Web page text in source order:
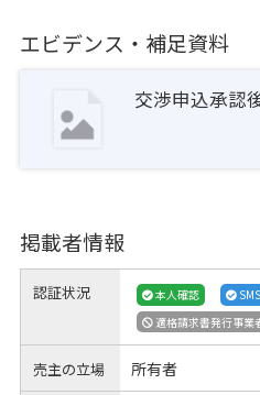
エビデンス・補足資料
交渉申込承認
掲載者情報
認証状況 本人確認
適格請求書発行事業
売主の立場 所有者